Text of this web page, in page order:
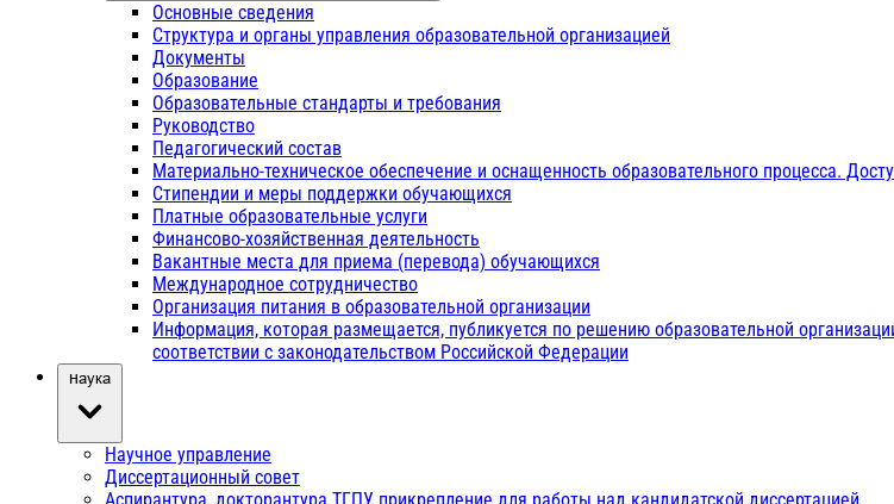
Основные сведения
Структура и органы управления образовательной организацией
Документы
Образование
Образовательные стандарты и требования
Руководство
Педагогический состав
Материально-техническое обеспечение и оснащенность образовательного процесса.
Стипендии и меры поддержки обучающихся
Платные образовательные услуги
Финансово-хозяйственная деятельность
Вакантные места для приема (перевода) обучающихся
Международное сотрудничество
Организация питания в образовательной организации
Информация, которая размещается, публикуется по решению образовательной
соответствии с законодательством Российской Федерации
Наука
Научное управление
Диссертационный совет